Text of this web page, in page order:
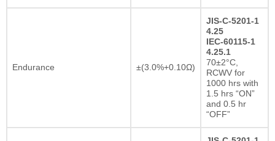
Endurance ±(3.0%+0.10Ω)
JIS-C-5201-1
4.25
IEC-60115-1
4.25.1
70±2°C,
RCWV for
1000 hrs with
1.5 hrs “ON”
and 0.5 hr
“OFF”